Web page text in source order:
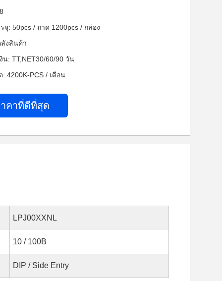
จุ: 50pcs / ถาด 1200pcs / กล่อง
ลังสินค้า
น: TT,NET30/60/90 วัน
4200K-PCS / เดือน
คาที่ดีที่สุด
LPJ00XXNL
10 / 100B
DIP / Side Entry